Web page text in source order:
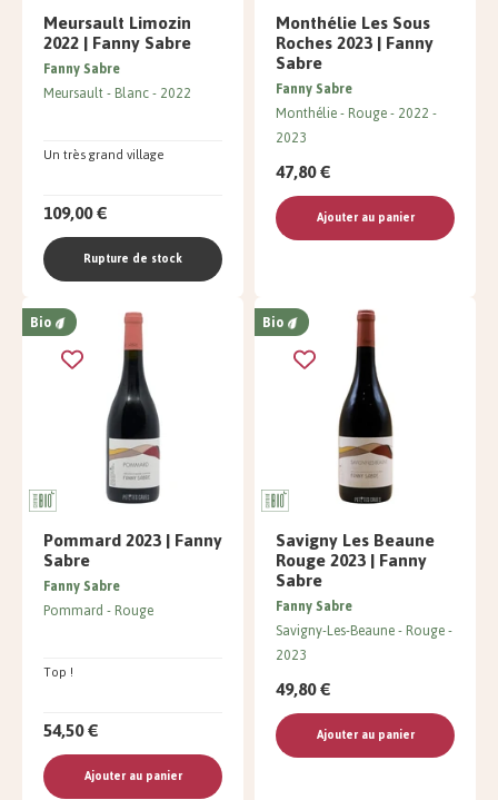
Meursault Limozin
2022 | Fanny Sabre
Un très grand village
Fanny Sabre
Meursault Blanc 2022
109,00 €
Rupture de stock
Monthélie Les Sous
Roches 2023 | Fanny
Sabre
Fanny Sabre
Monthélie Rouge 2022
2023
47,80 €
Ajouter au panier
Bio
Pommard 2023 | Fanny
Sabre
Top !
Fanny Sabre
Pommard Rouge
54,50 €
Ajouter au panier
Bio
Savigny Les Beaune
Rouge 2023 | Fanny
Sabre
Fanny Sabre
Savigny-Les-Beaune Rouge
2023
49,80 €
Ajouter au panier